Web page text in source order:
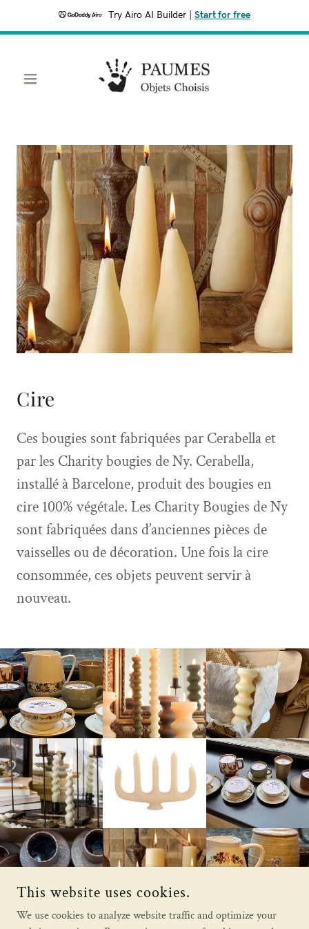
Try Airo AI Builder Start for free
Cire
Ces bougies sont fabriquées par Cerabella et
par les Charity bougies de Ny. Cerabella,
installé à Barcelone, produit des bougies en
cire 100% végétale. Les Charity Bougies de Ny
sont fabriquées dans d’anciennes pièces de
vaisselles ou de décoration. Une fois la cire
consommée, ces objets peuvent servir à
nouveau.
This website uses cookies.
We use cookies to analyze website traffic and optimize your